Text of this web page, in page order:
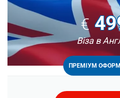
€
Віза в
ПРЕМІУМ